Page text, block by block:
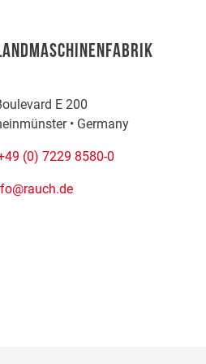
E 200
• Germany
(0) 7229 8580-0